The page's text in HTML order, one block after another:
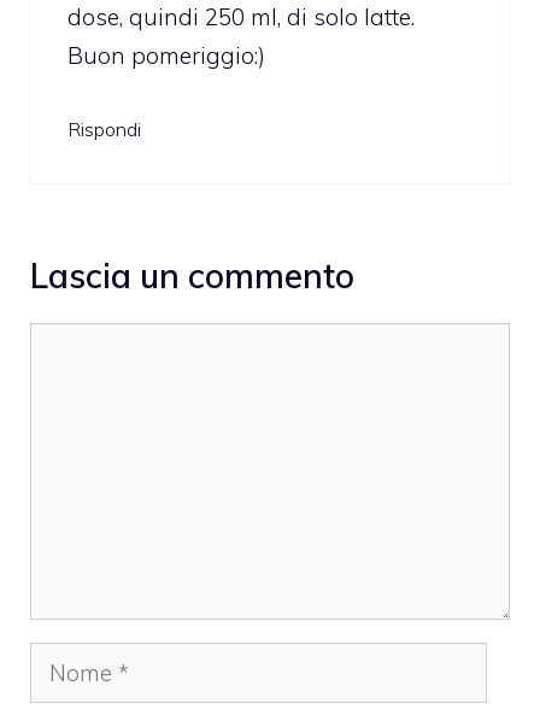
dose, quindi 250 ml, di solo latte.
Buon pomeriggio:)
Rispondi
Lascia un commento
Nome